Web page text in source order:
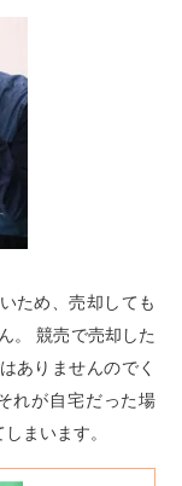
ため、売却しても
。 競売で売却した
ありませんのでく
れが自宅だった場
まいます。